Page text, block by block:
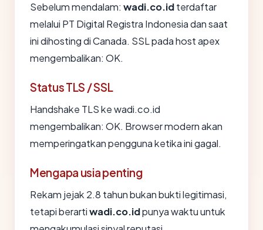
Sebelum mendalam: wadi.co.idterdaftar
melalui PT Digital Registra Indonesia dan saat
ini dihosting di Canada. SSL pada host apex
mengembalikan: OK.
Status TLS / SSL
Handshake TLS ke wadi.co.id
mengembalikan: OK. Browser modern akan
memperingatkan pengguna ketika ini gagal.
Mengapa usia penting
Rekam jejak 2.8 tahun bukan bukti legitimasi,
tetapi berartiwadi.co.idpunya waktu untuk